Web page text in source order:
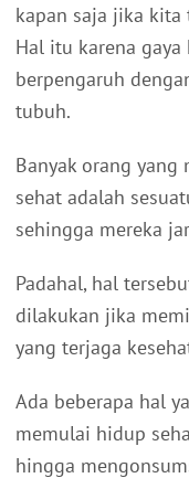
kapan saja jika
Hal itu karena
berpengaruh
tubuh.
Banyak orang
sehat adalah
sehingga mereka
Padahal, hal
dilakukan jika
yang terjaga
Ada beberapa hal
memulai hidup
hingga